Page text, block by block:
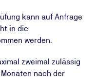
kann auf Anfrage
in die
werden.
zweimal zulässig
nach der